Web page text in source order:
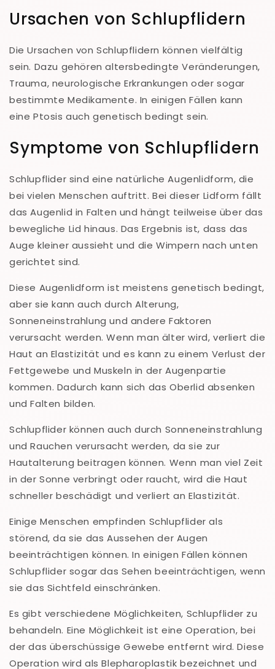
Ursachen von Schlupflidern
Die Ursachen von Schlupflidern können vielfältig
sein. Dazu gehören altersbedingte Veränderungen,
Trauma, neurologische Erkrankungen oder sogar
bestimmte Medikamente. In einigen Fällen kann
eine Ptosis auch genetisch bedingt sein.
Symptome von Schlupflidern
Schlupflider sind eine natürliche Augenlidform, die
bei vielen Menschen auftritt. Bei dieser Lidform fällt
das Augenlid in Falten und hängt teilweise über das
bewegliche Lid hinaus. Das Ergebnis ist, dass das
Auge kleiner aussieht und die Wimpern nach unten
gerichtet sind.
Diese Augenlidform ist meistens genetisch bedingt,
aber sie kann auch durch Alterung,
Sonneneinstrahlung und andere Faktoren
verursacht werden. Wenn man älter wird, verliert die
Haut an Elastizität und es kann zu einem Verlust der
Fettgewebe und Muskeln in der Augenpartie
kommen. Dadurch kann sich das Oberlid absenken
und Falten bilden.
Schlupflider können auch durch Sonneneinstrahlung
und Rauchen verursacht werden, da sie zur
Hautalterung beitragen können. Wenn man viel Zeit
in der Sonne verbringt oder raucht, wird die Haut
schneller beschädigt und verliert an Elastizität.
Einige Menschen empfinden Schlupflider als
störend, da sie das Aussehen der Augen
beeinträchtigen können. In einigen Fällen können
Schlupflider sogar das Sehen beeinträchtigen, wenn
sie das Sichtfeld einschränken.
Es gibt verschiedene Möglichkeiten, Schlupflider zu
behandeln. Eine Möglichkeit ist eine Operation, bei
der das überschüssige Gewebe entfernt wird. Diese
Operation wird als Blepharoplastik bezeichnet und